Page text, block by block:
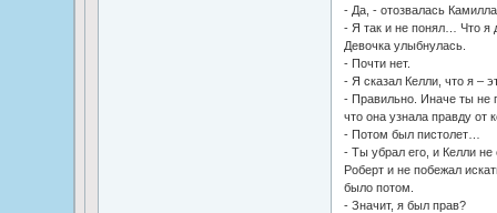
- Да, - отозвалась
- Я так и не понял… Что я
Девочка улыбнулась.
- Почти нет.
- Я сказал Келли, что я –
- Правильно. Иначе ты не
что она узнала правду от
- Потом был пистолет…
- Ты убрал его, и Келли не
Роберт и не побежал
было потом.
- Значит, я был прав?